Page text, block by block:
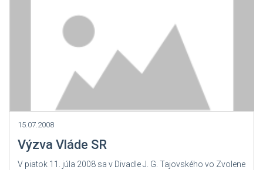
15.07.2008
Výzva Vláde SR
V piatok 11. júla 2008 sa v Divadle J. G. Tajovského vo Zvolene